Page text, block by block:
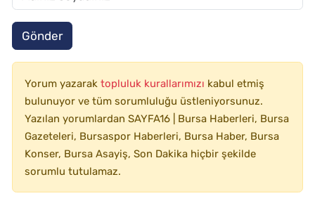
Gönder
Yorum yazarak topluluk kurallarımızı kabul etmiş
bulunuyor ve tüm sorumluluğu üstleniyorsunuz.
Yazılan yorumlardan SAYFA16 | Bursa Haberleri, Bursa
Gazeteleri, Bursaspor Haberleri, Bursa Haber, Bursa
Konser, Bursa Asayiş, Son Dakika hiçbir şekilde
sorumlu tutulamaz.